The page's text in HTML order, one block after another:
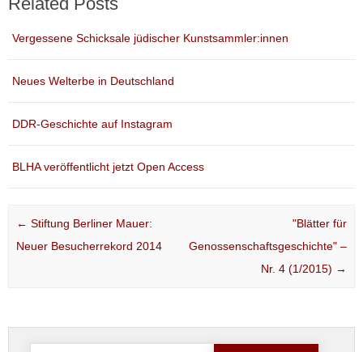
Vergessene Schicksale jüdischer Kunstsammler:innen
Neues Welterbe in Deutschland
DDR-Geschichte auf Instagram
BLHA veröffentlicht jetzt Open Access
Post navigation
← Stiftung Berliner Mauer:
Neuer Besucherrekord 2014
"Blätter für
Genossenschaftsgeschichte" –
Nr. 4 (1/2015) →
Suche